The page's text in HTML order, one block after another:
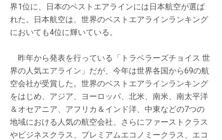
界1位に、日本のベストエアラインには日本航空が選ば
れた。日本航空は、世界のベストエアラインランキング
においても4位に輝いている。
昨年から発表を行っている「トラベラーズチョイス 世
界の人気エアライン」だが、今年は世界各国から69の航
空会社が受賞した。世界のベストエアラインランキング
をはじめ、アジア、ヨーロッパ、北米、南米、南太平洋
＆オセアニア、アフリカ＆インド洋、中東などの7つの
地域における人気の航空会社、さらにファーストクラス
やビジネスクラス、プレミアムエコノミークラス、エコ